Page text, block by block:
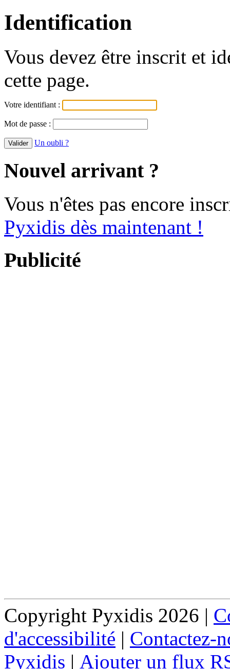
Identification
Vous devez être inscrit et
cette page.
Votre identifiant :
Mot de passe :
Un oubli ?
Nouvel arrivant ?
Vous n'êtes pas encore
Pyxidis dès maintenant !
Publicité
Copyright Pyxidis 2026 |
d'accessibilité | Contactez-
Pyxidis | Ajouter un flux